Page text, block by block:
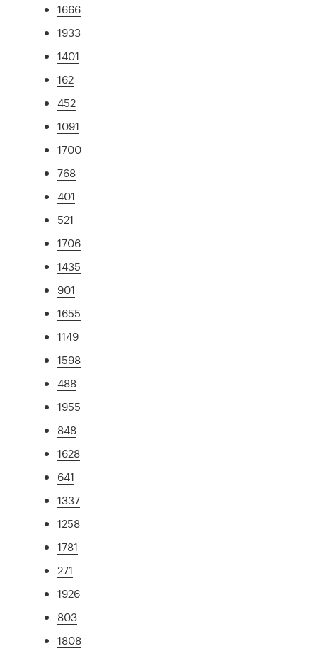
1666
1933
1401
162
452
1091
1700
768
401
521
1706
1435
901
1655
1149
1598
488
1955
848
1628
641
1337
1258
1781
271
1926
803
1808